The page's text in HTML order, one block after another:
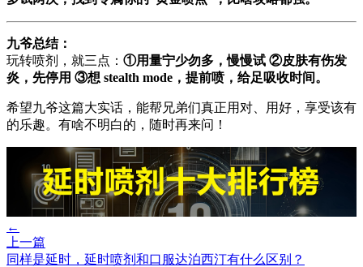
九爷总结：
玩转喷剂，就三点： ①用量宁少勿多，慢慢试 ②皮肤有伤发
炎，先停用 ③想 stealth mode，提前喷，给足吸收时间。
希望九爷这篇大实话，能帮兄弟们真正用对、用好，享受该有
的乐趣。有啥不明白的，随时再来问！
←
上一篇
同样是延时，延时喷剂和口服达泊西汀有什么区别？